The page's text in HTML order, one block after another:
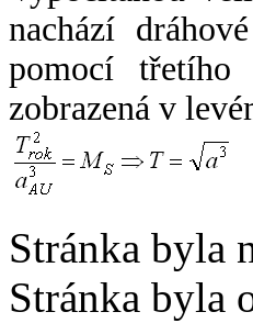
nachází
pomocí třetího
zobrazená v
Stránka byla
Stránka byla